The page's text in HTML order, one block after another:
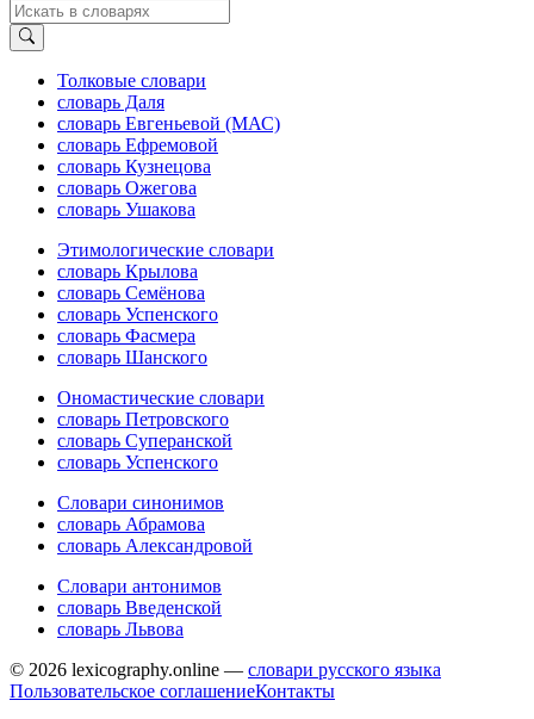
Толковые словари
словарь Даля
словарь Евгеньевой (МАС)
словарь Ефремовой
словарь Кузнецова
словарь Ожегова
словарь Ушакова
Этимологические словари
словарь Крылова
словарь Семёнова
словарь Успенского
словарь Фасмера
словарь Шанского
Ономастические словари
словарь Петровского
словарь Суперанской
словарь Успенского
Словари синонимов
словарь Абрамова
словарь Александровой
Словари антонимов
словарь Введенской
словарь Львова
© 2026 lexicography.online — словари русского языка
Пользовательское соглашениеКонтакты